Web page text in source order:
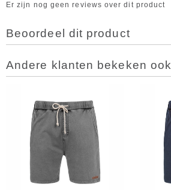
Er zijn nog geen reviews over dit product
Beoordeel dit product
Andere klanten bekeken ook